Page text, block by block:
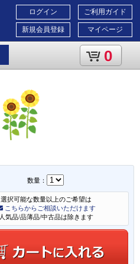
ご利用ガイド
マイページ
ログイン
新規会員登録
0
数量：
選択可能な数量以上のご希望は
こちらからご相談いただけます
人気品/品薄品/中古品は除きます